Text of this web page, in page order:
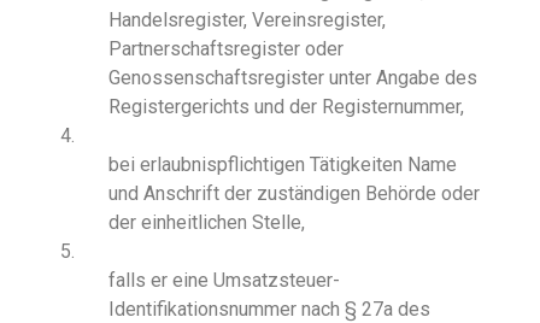
Handelsregister, Vereinsregister,
Partnerschaftsregister oder
Genossenschaftsregister unter Angabe des
Registergerichts und der Registernummer,
4.
bei erlaubnispflichtigen Tätigkeiten Name
und Anschrift der zuständigen Behörde oder
der einheitlichen Stelle,
5.
falls er eine Umsatzsteuer-
Identifikationsnummer nach § 27a des